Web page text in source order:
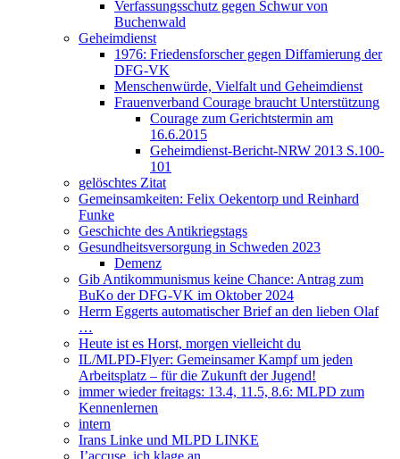
Verfassungsschutz gegen Schwur von
Buchenwald
Geheimdienst
1976: Friedensforscher gegen Diffamierung der
DFG-VK
Menschenwürde, Vielfalt und Geheimdienst
Frauenverband Courage braucht Unterstützung
Courage zum Gerichtstermin am
16.6.2015
Geheimdienst-Bericht-NRW 2013 S.100-
101
gelöschtes Zitat
Gemeinsamkeiten: Felix Oekentorp und Reinhard
Funke
Geschichte des Antikriegstags
Gesundheitsversorgung in Schweden 2023
Demenz
Gib Antikommunismus keine Chance: Antrag zum
BuKo der DFG-VK im Oktober 2024
Herrn Eggerts automatischer Brief an den lieben Olaf
…
Heute ist es Horst, morgen vielleicht du
IL/MLPD-Flyer: Gemeinsamer Kampf um jeden
Arbeitsplatz – für die Zukunft der Jugend!
immer wieder freitags: 13.4, 11.5, 8.6: MLPD zum
Kennenlernen
intern
Irans Linke und MLPD LINKE
J’accuse, ich klage an